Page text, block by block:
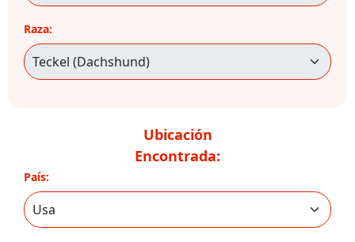
Raza:
Ubicación
Encontrada:
País: